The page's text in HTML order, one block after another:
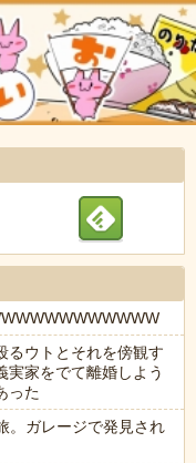
るウトとそれを傍観す
家をでて離婚しよう
った
。ガレージで発見され